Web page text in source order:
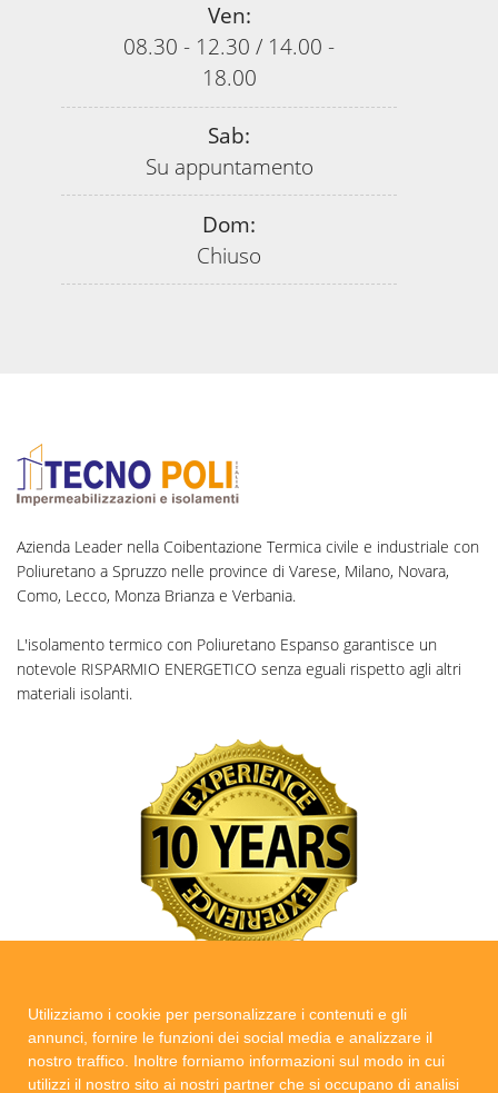
Utilizziamo i cookie per personalizzare i contenuti e gli
annunci, fornire le funzioni dei social media e analizzare il
nostro traffico. Inoltre forniamo informazioni sul modo in cui
utilizzi il nostro sito ai nostri partner che si occupano di analisi
Ven:
08.30 - 12.30/ 14.00 -
18.00
Sab:
Su appuntamento
Dom:
Chiuso
Azienda Leader nella Coibentazione Termica civile e industriale con
Poliuretano a Spruzzo nelle province di Varese, Milano, Novara,
Como, Lecco, Monza Brianza e Verbania.
L'isolamento termico con Poliuretano Espanso garantisce un
notevole RISPARMIO ENERGETICO senza eguali rispetto agli altri
materiali isolanti.
Condividi